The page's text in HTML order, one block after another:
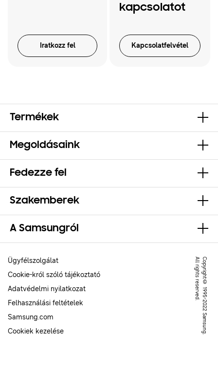
Iratkozz fel
kapcsolatot
Kapcsolatfelvétel
Termékek
Megoldásaink
Fedezze fel
Szakemberek
A Samsungról
C
o
p
y
r
ig
h
t
©
1
9
9
5
-
2
0
2
2
S
a
m
s
u
n
g
.
A
l
l
r
ig
h
t
s
r
e
s
e
r
v
e
d
.
Ügyfélszolgálat
Cookie-król szóló tájékoztató
Adatvédelmi nyilatkozat
Felhasználási feltételek
Samsung.com
Cookiek kezelése